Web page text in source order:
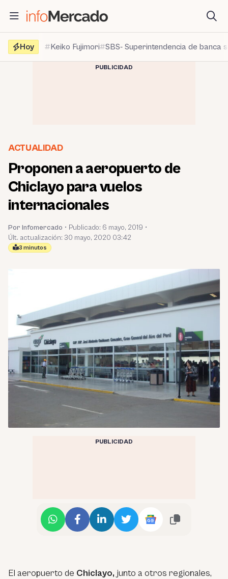
contenido
Hoy
Keiko Fujimori SBS- Superintendencia de banca
PUBLICIDAD
ACTUALIDAD
Proponen a aeropuerto de
Chiclayo para vuelos
internacionales
Por Infomercado • Publicado: 6 mayo, 2019 •
Últ. actualización: 30 mayo, 2020 03:42
3 minutos
PUBLICIDAD
El aeropuerto de Chiclayo, junto a otros regionales,